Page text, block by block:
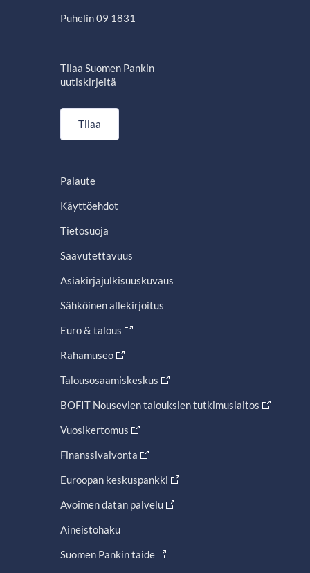
Puhelin 09 1831
Tilaa Suomen Pankin
uutiskirjeitä
Tilaa
Palaute
Käyttöehdot
Tietosuoja
Saavutettavuus
Asiakirjajulkisuuskuvaus
Sähköinen allekirjoitus
Euro & talous
Rahamuseo
Talousosaamiskeskus
BOFIT Nousevien talouksien tutkimuslaitos
Vuosikertomus
Finanssivalvonta
Euroopan keskuspankki
Avoimen datan palvelu
Aineistohaku
Suomen Pankin taide